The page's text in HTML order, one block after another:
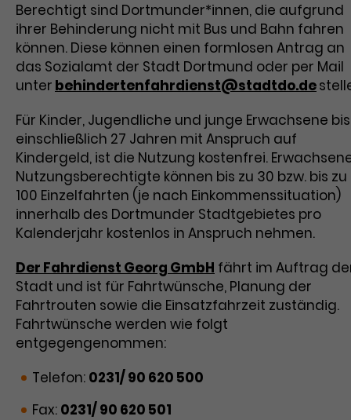
Berechtigt sind Dortmunder*innen, die aufgrund
ihrer Behinderung nicht mit Bus und Bahn fahren
können. Diese können einen formlosen Antrag an
das Sozialamt der Stadt Dortmund oder per Mail
unter behindertenfahrdienst@stadtdo.de
Für Kinder, Jugendliche und junge Erwachsene bis
einschließlich 27 Jahren mit Anspruch auf
Kindergeld, ist die Nutzung kostenfrei.
Nutzungsberechtigte können bis zu 30 bzw. bis zu
100 Einzelfahrten (je nach Einkommenssituation)
innerhalb des Dortmunder Stadtgebietes pro
Kalenderjahr kostenlos in Anspruch nehmen.
Der Fahrdienst Georg GmbH fährt im Auftrag
Stadt und ist für Fahrtwünsche, Planung der
Fahrtrouten sowie die Einsatzfahrzeit zuständig.
Fahrtwünsche werden wie folgt
entgegengenommen:
Telefon: 0231/ 90 620 500
Fax: 0231/ 90 620 501